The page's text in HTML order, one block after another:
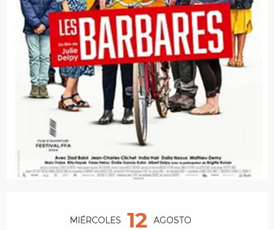
MIÉRCOLES 12 AGOSTO